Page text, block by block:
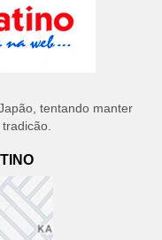
tentando manter